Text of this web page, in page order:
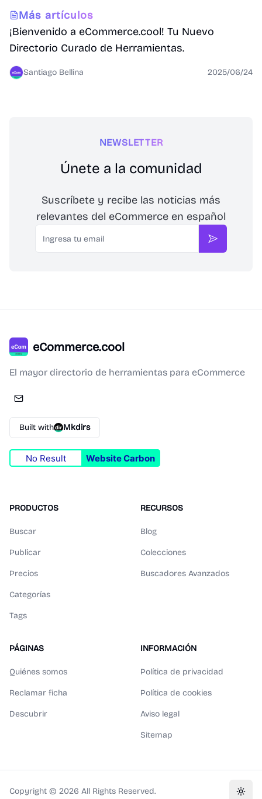
Más artículos
Directorios
¡Bienvenido a eCommerce.cool! Tu Nuevo
Directorio Curado de Herramientas.
Santiago Bellina 2025/06/24
NEWSLETTER
Únete a la comunidad
Suscríbete y recibe las noticias más
relevantes del eCommerce en español
Email
Suscribirse
eCommerce.cool
El mayor directorio de herramientas para eCommerce
Built with Mkdirs
No Result Website Carbon
PRODUCTOS
Buscar
Publicar
Precios
Categorías
Tags
RECURSOS
Blog
Colecciones
Buscadores Avanzados
PÁGINAS
Quiénes somos
Reclamar ficha
Descubrir
INFORMACIÓN
Política de privacidad
Política de cookies
Aviso legal
Sitemap
Copyright © 2026 All Rights Reserved.